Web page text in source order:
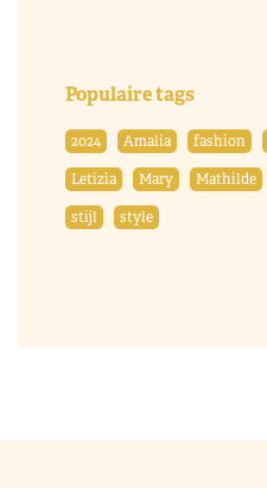
Populaire tags
2024 Amalia fashion
Letizia
Mary Mathilde
stijl
style